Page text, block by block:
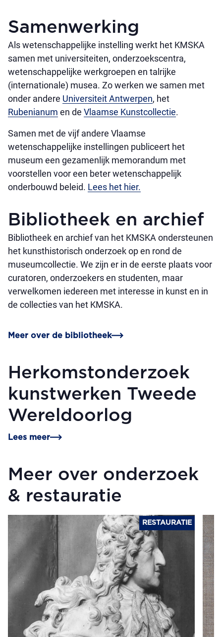
Samenwerking
Als wetenschappelijke instelling werkt het KMSKA
samen met universiteiten, onderzoekscentra,
wetenschappelijke werkgroepen en talrijke
(internationale) musea. Zo werken we samen met
onder andere Universiteit Antwerpen, het
Rubenianum en de Vlaamse Kunstcollectie.
Samen met de vijf andere Vlaamse
wetenschappelijke instellingen publiceert het
museum een gezamenlijk memorandum met
voorstellen voor een beter wetenschappelijk
onderbouwd beleid. Lees het hier.
Bibliotheek en archief
Bibliotheek en archief van het KMSKA ondersteunen
het kunsthistorisch onderzoek op en rond de
museumcollectie. We zijn er in de eerste plaats voor
curatoren, onderzoekers en studenten, maar
verwelkomen iedereen met interesse in kunst en in
de collecties van het KMSKA.
Meer over de bibliotheek
Herkomstonderzoek
kunstwerken Tweede
Wereldoorlog
Lees meer
Meer over onderzoek
& restauratie
RESTAURATIE